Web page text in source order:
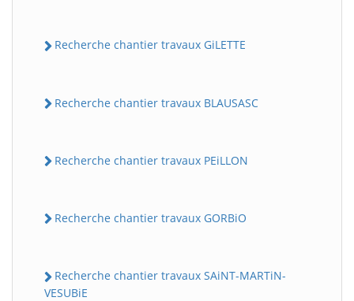
Recherche chantier travaux GiLETTE
Recherche chantier travaux BLAUSASC
Recherche chantier travaux PEiLLON
Recherche chantier travaux GORBiO
Recherche chantier travaux SAiNT-MARTiN-
VESUBiE